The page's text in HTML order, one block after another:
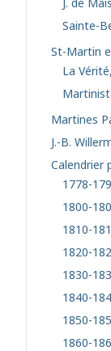
Sainte-
St-Martin
La
Martines
J.-B.
Calendrier
1778-
1800-
1810-
1820-
1830-
1840-
1850-
1860-